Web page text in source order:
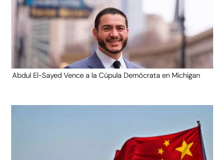
Abdul El-Sayed Vence a la Cúpula Demócrata en Michigan